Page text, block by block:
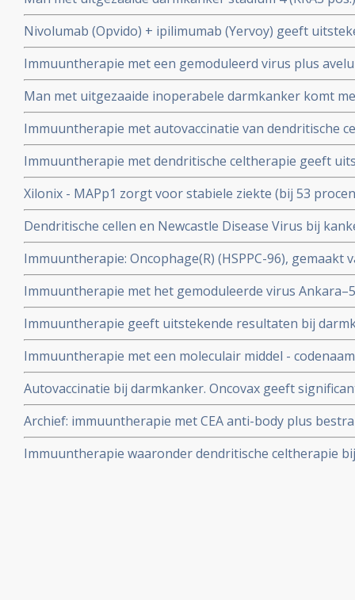
combinatie van immuuntherapie met Rigvir virus
FOLFOX en bevacizumab en is nu na 8 jaar kankervrij.
Nivolumab (Opvido) + ipilimumab (Yervoy) geeft
behandelde uitgezaaide darmkanker (met MSI-H of
procent een gedeeltelijke remissie en 7 procent een
Immuuntherapie met een gemoduleerd virus plus
wordt onderzocht in een fase I/II studie bij
Man met uitgezaaide inoperabele darmkanker komt
immunizing devascularization, een vorm van
is al 16 jaar kankervrij, zonder chemo of andere
Immuuntherapie met autovaccinatie van dendritische
behandeling worden voor operabele darmkanker
Immuuntherapie met dendritische celtherapie geeft
overleving en ziektevrije tijd bij darmkanker met
Xilonix - MAPp1 zorgt voor stabiele ziekte (bij 53
darmkankerpatienten stadium 4 met een mediane
vs 11.5 maanden in vergelijking met placebo copy 1
Dendritische cellen en Newcastle Disease Virus bij
spijsverteringskanker geeft significant betere
gerandomiseerde studie bij 335 patiënten. copy 1
Immuuntherapie: Oncophage(R) (HSPPC-96),
voor opmerkelijke resultaten bij o.a. darmkanker.
Immuuntherapie met het gemoduleerde virus
cyclophosphamide zorgt voor verdubbeling van
maanden bij vergevorderde darmkanker
Immuuntherapie geeft uitstekende resultaten bij
weinig tumoren - en zelfs bij darmkanker stadium IV
minder effectief
Immuuntherapie met een moleculair middel -
significant betere ziektevrije tijd bij patiënten met
chemotherapie kregen.
Autovaccinatie bij darmkanker. Oncovax geeft
overleving, overlevingstijd en tijd tot recidief bij
Intracel is failliet verklaard. Oncovax wordt niet meer
Archief: immuuntherapie met CEA anti-body plus
in Phase-II trial met 30 darmkankerpatiënten.
Immuuntherapie waaronder dendritische celtherapie